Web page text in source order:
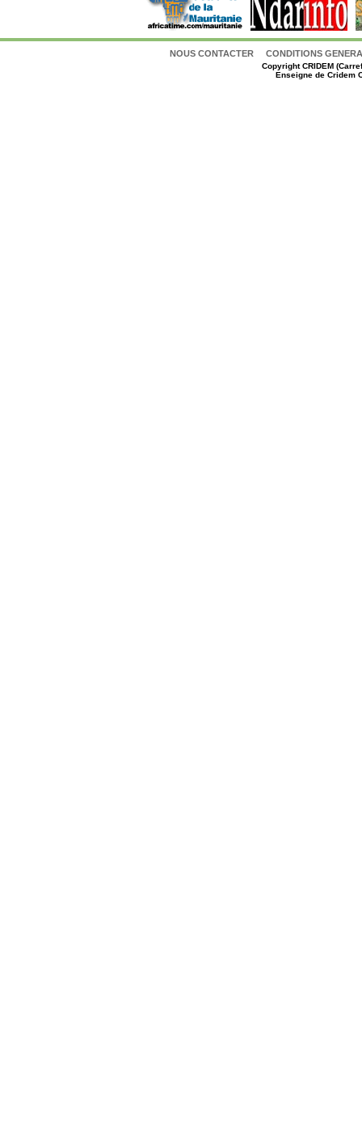
NOUS CONTACTER CONDITIONS
CopyrightCRIDEM
Enseigne de Cridem